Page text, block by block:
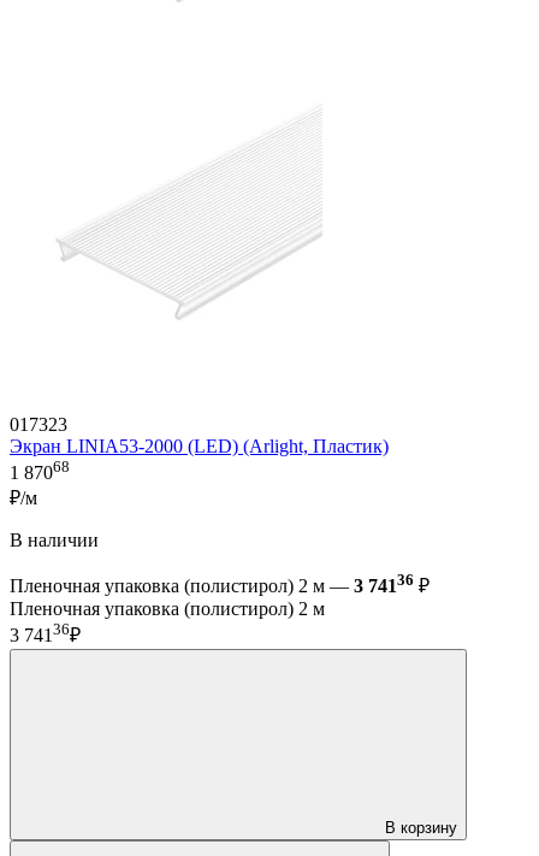
017323
Экран LINIA53-2000 (LED) (Arlight, Пластик)
1 87068
₽/м
В наличии
Пленочная упаковка (полистирол) 2 м — 3 74136 ₽
Пленочная упаковка (полистирол) 2 м
3 74136₽
В корзину